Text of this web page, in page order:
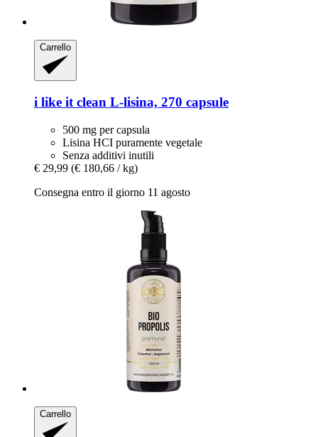
Carrello
i like it clean L-​lisina, 270 capsule
500 mg per capsula
Lisina HCI puramente vegetale
Senza additivi inutili
€ 29,99 (€ 180,66 / kg)
Consegna entro il giorno 11 agosto
Carrello